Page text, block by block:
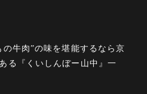
の牛肉”の味を堪能するなら京
る『くいしんぼー山中』一